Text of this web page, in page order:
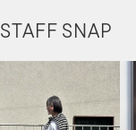
STAFF SNAP